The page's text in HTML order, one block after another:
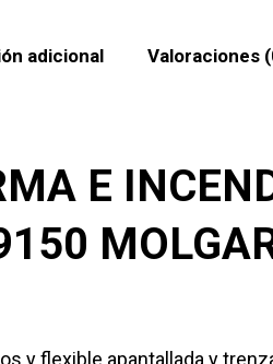
adicional Valoraciones
E
y flexible apantallada y